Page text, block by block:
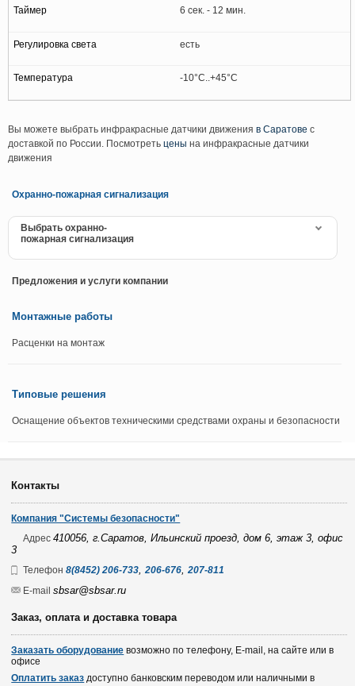
6 сек. - 12 мин.
есть
-10°C..+45°C
Вы можете выбрать инфракрасные датчики движения в Саратове с
доставкой по России. Посмотреть цены на инфракрасные датчики
движения
Охранно-пожарная сигнализация
Выбрать охранно-
пожарная сигнализация
Предложения и услуги компании
Монтажные работы
Расценки на монтаж
Типовые решения
Оснащение объектов техническими средствами охраны и безопасности
Контакты
Компания "Системы безопасности"
Адрес 410056, г.Саратов, Ильинский проезд, дом 6, этаж 3, офис
3
Телефон 8(8452) 206-733 ,206-676 ,207-811
E-mail sbsar@sbsar.ru
Заказ, оплата и доставка товара
Заказать оборудование возможно по телефону, E-mail, на сайте или в
офисе
Оплатить заказ доступно банковским переводом или наличными в